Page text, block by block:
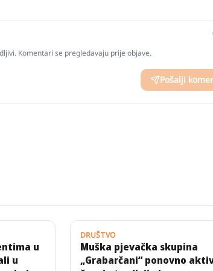
Komentari se pregledavaju prije objave.
Pošalji
u
u
DRUŠTVO
Muška pjevačka skupina
„Grabarčani“ ponovno